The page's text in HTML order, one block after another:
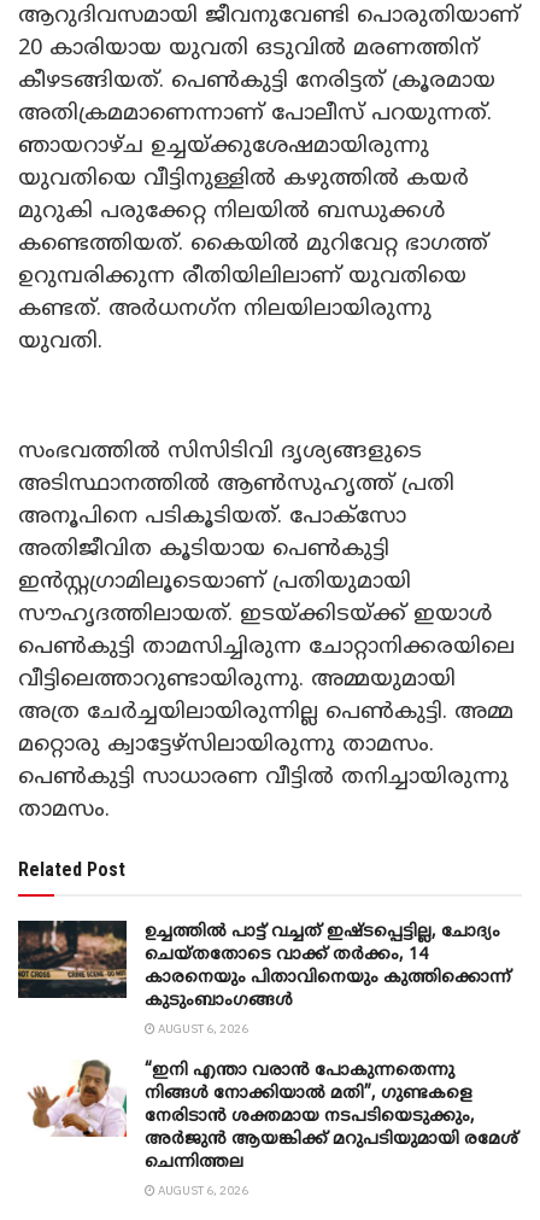
ആറുദിവസമായി ജീവനുവേണ്ടി പൊരുതിയാണ്
20 കാരിയായ യുവതി ഒടുവില്‍ മരണത്തിന്
കീഴടങ്ങിയത്. പെണ്‍കുട്ടി നേരിട്ടത് ക്രൂരമായ
അതിക്രമമാണെന്നാണ് പോലീസ് പറയുന്നത്.
ഞായറാഴ്ച ഉച്ചയ്ക്കുശേഷമായിരുന്നു
യുവതിയെ വീട്ടിനുള്ളില്‍ കഴുത്തില്‍ കയര്‍
മുറുകി പരുക്കേറ്റ നിലയില്‍ ബന്ധുക്കള്‍
കണ്ടെത്തിയത്. കൈയില്‍ മുറിവേറ്റ ഭാഗത്ത്
ഉറുമ്പരിക്കുന്ന രീതിയിലിലാണ് യുവതിയെ
കണ്ടത്. അര്‍ധനഗ്‌ന നിലയിലായിരുന്നു
യുവതി.
സംഭവത്തില്‍ സിസിടിവി ദൃശ്യങ്ങളുടെ
അടിസ്ഥാനത്തില്‍ ആണ്‍സുഹൃത്ത് പ്രതി
അനൂപിനെ പടികൂടിയത്. പോക്‌സോ
അതിജീവിത കൂടിയായ പെണ്‍കുട്ടി
ഇന്‍സ്റ്റഗ്രാമിലൂടെയാണ് പ്രതിയുമായി
സൗഹൃദത്തിലായത്. ഇടയ്ക്കിടയ്ക്ക് ഇയാള്‍
പെണ്‍കുട്ടി താമസിച്ചിരുന്ന ചോറ്റാനിക്കരയിലെ
വീട്ടിലെത്താറുണ്ടായിരുന്നു. അമ്മയുമായി
അത്ര ചേര്‍ച്ചയിലായിരുന്നില്ല പെണ്‍കുട്ടി. അമ്മ
മറ്റൊരു ക്വാട്ടേഴ്‌സിലായിരുന്നു താമസം.
പെണ്‍കുട്ടി സാധാരണ വീട്ടില്‍ തനിച്ചായിരുന്നു
താമസം.
Related Post
ഉച്ചത്തില്‍ പാട്ട് വച്ചത് ഇഷ്ടപ്പെട്ടില്ല, ചോദ്യം
ചെയ്തതോടെ വാക്ക് തര്‍ക്കം, 14
കാരനെയും പിതാവിനെയും കുത്തിക്കൊന്ന്
കുടുംബാംഗങ്ങള്‍
AUGUST 6, 2026
“ഇനി എന്താ വരാന്‍ പോകുന്നതെന്നു
നിങ്ങള്‍ നോക്കിയാല്‍ മതി”, ഗുണ്ടകളെ
നേരിടാന്‍ ശക്തമായ നടപടിയെടുക്കും,
അര്‍ജുന്‍ ആയങ്കിക്ക് മറുപടിയുമായി രമേശ്
ചെന്നിത്തല
AUGUST 6, 2026